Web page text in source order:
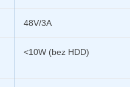
48V/3A
<10W (bez HDD)